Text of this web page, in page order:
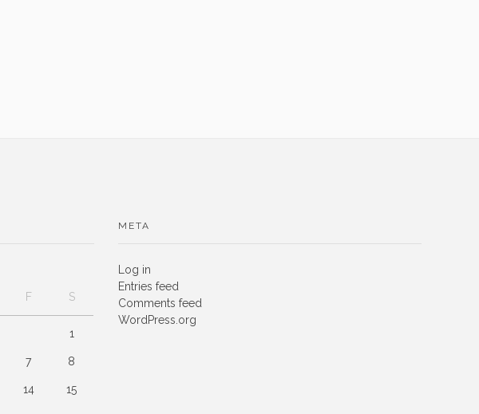
F S
1
7 8
14 15
META
Log in
Entries feed
Comments feed
WordPress.org